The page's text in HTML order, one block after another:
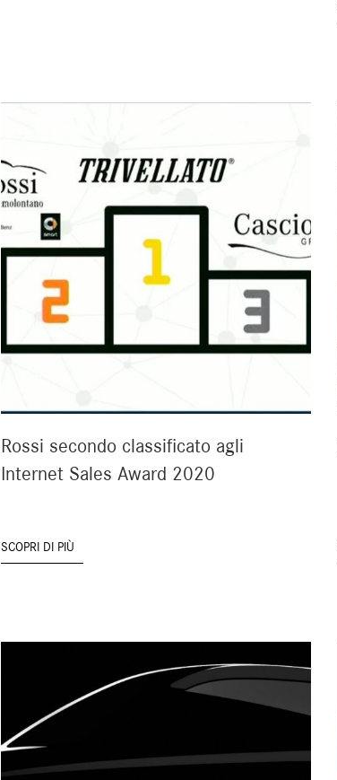
Rossi secondo classificato agli
Internet Sales Award 2020
SCOPRI DI PIÙ